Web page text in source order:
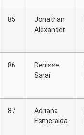
85
Jonathan
Alexander
86
Denisse
Saraí
87
Adriana
Esmeralda